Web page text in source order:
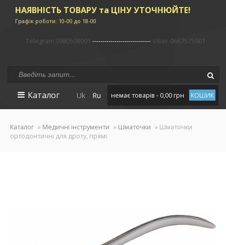
НАЯВНІСТЬ ТОВАРУ та ЦІНУ УТОЧНЮЙТЕ!
Графік роботи: 10-00 до 18-00
Telegram 0980508001 -----------------------------Viber 0667575001
Uk Ru немає товарів - 0,00 грн КОШИК
Каталог
Каталог » Медичні інструменти » Шматочки » Шматочки
ортодонтичні для дроту, прямі.